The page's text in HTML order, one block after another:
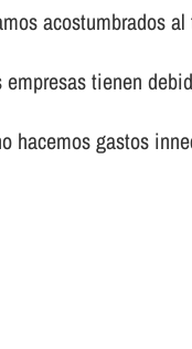
acostumbrados
tienen
gastos